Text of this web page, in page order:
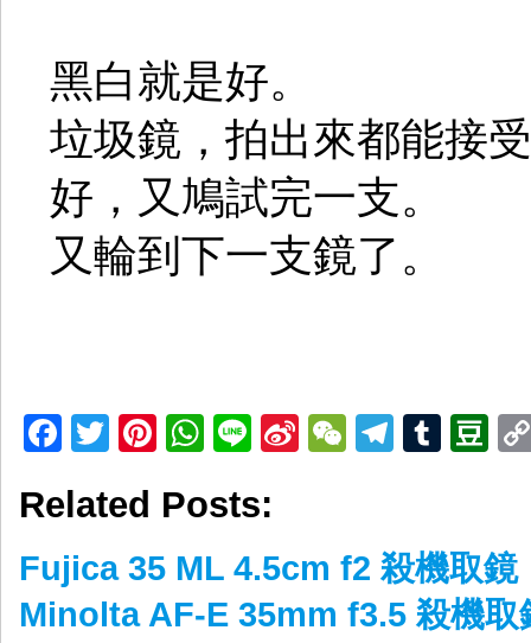
黑白就是好。
垃圾鏡，拍出來都能接
好，又鳩試完一支。
又輪到下一支鏡了。
Facebook
TwitterPinterest
WhatsApp
LineSinaWeChat
Related Posts:
Fujica 35 ML 4.5cm f2 殺機取鏡
Minolta AF-E 35mm f3.5 殺機取